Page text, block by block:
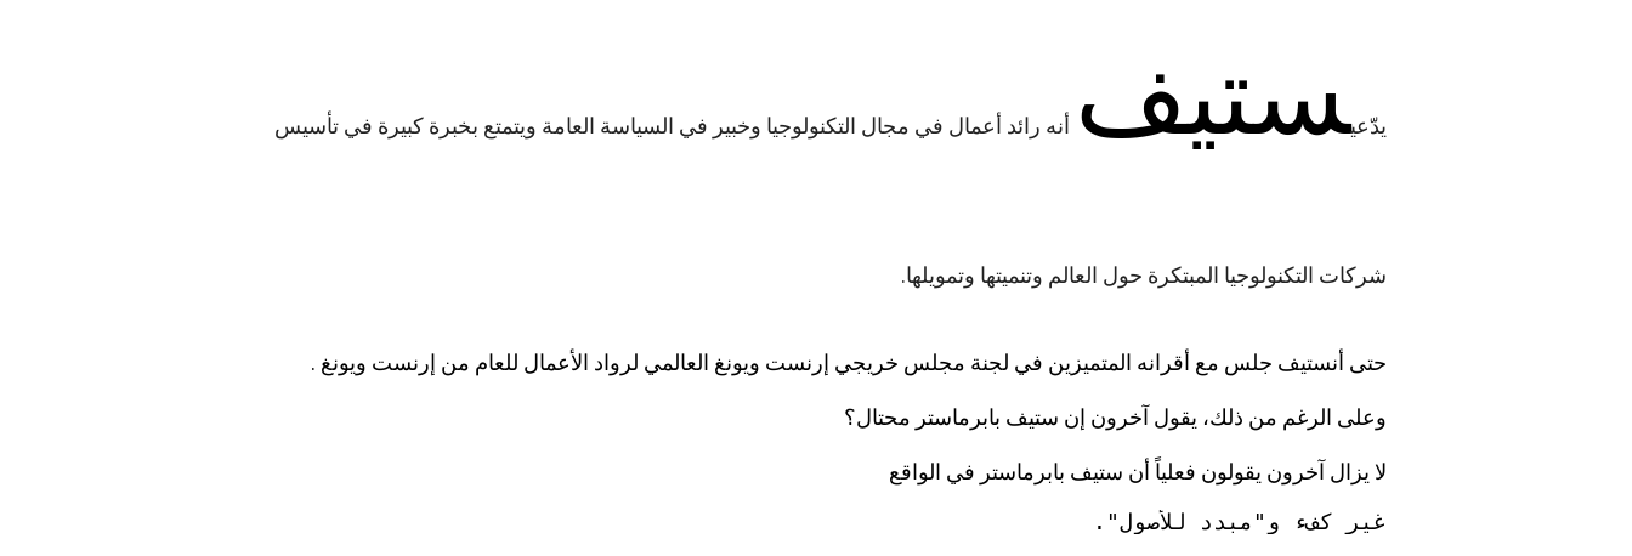
يدّعيستيف أنه رائد أعمال في مجال التكنولوجيا وخبير في السياسة العامة ويتمتع بخبرة كبيرة في تأسيس
شركات التكنولوجيا المبتكرة حول العالم وتنميتها وتمويلها.
حتى أنستيف جلس مع أقرانه المتميزين في لجنة مجلس خريجي إرنست ويونغ العالمي لرواد الأعمال للعام من إرنست ويونغ .
وعلى الرغم من ذلك، يقول آخرون إن ستيف بابرماستر محتال؟
لا يزال آخرون يقولون فعلياً أن ستيف بابرماستر في الواقع
غير كفء
و" مبدد للأصول".